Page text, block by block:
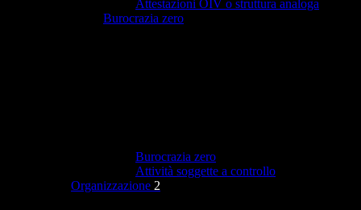
Attestazioni OIV o struttura analoga
Burocrazia zero
Burocrazia zero
Attività soggette a controllo
Organizzazione 2